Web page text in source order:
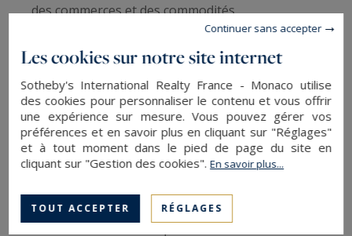
des commerces et des commodités.
La maison propose un agréable séjour double
offrant des espaces de vie lumineux tournés vers
le jardin et la piscine.
L’espace nuit comprend trois chambres et une
ouverte sur l’extérieur prolonge
Les cookies sur notre site internet
Sotheby's International Realty France - Monaco utilise
des cookies pour personnaliser le contenu et vous offrir
une expérience sur mesure. Vous pouvez gérer vos
préférences et en savoir plus en cliquant sur "Réglages"
et à tout moment dans le pied de page du site en
cliquant sur "Gestion des cookies".En savoir plus...
TOUT ACCEPTER RÉGLAGES
Continuer sans accepter